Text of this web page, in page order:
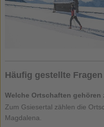
Häufig gestellte
Welche Ortschaften gehören
Zum Gsiesertal zählen die
Magdalena.